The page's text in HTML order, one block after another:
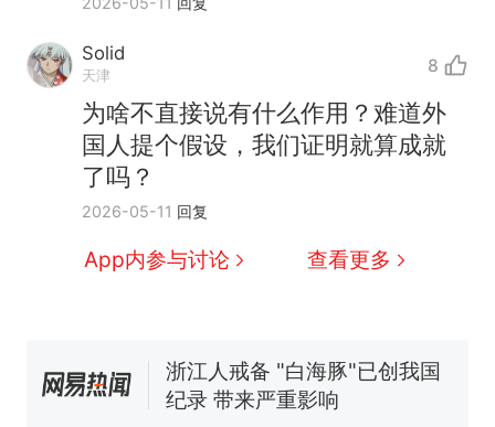
Solid
天津 8
为啥不直接说有什么作用？难道外
国人提个假设，我们证明就算成就
了吗？
2026-05-11 回复
App内参与讨论 查看更多
全部作废，公平么？
全球唯一没有法定首都的国
家，刚改国名，总统就邀请中
浙江人戒备 "白海豚"已创我国
纪录 带来严重影响